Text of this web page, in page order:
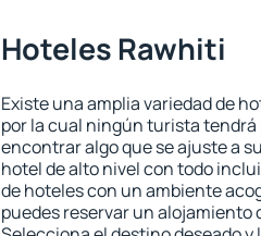
Hoteles Rawhiti
Existe una amplia variedad de
por la cual ningún turista tendrá
encontrar algo que se ajuste a
hotel de alto nivel con todo
de hoteles con un ambiente
puedes reservar un